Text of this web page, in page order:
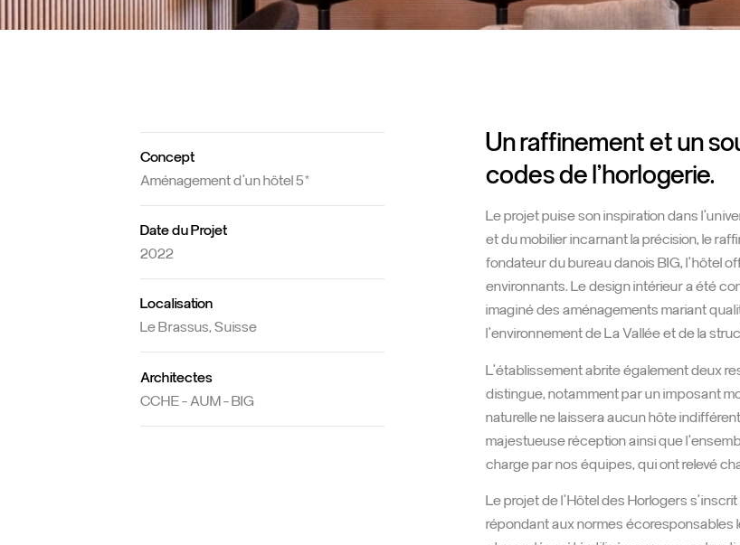
Un raffinement et un
codes de l’horlogerie.
Le projet puise son inspiration dans
et du mobilier incarnant la précision, le
fondateur du bureau danois BIG, l’hôtel
environnants. Le design intérieur a été
imaginé des aménagements mariant
L’établissement abrite également deux
distingue, notamment par un imposant
naturelle ne laissera aucun hôte
majestueuse réception ainsi que
charge par nos équipes, qui ont relevé
Le projet de l’Hôtel des Horlogers
répondant aux normes écoresponsables
Concept
Aménagement d’un hôtel 5*
Date du Projet